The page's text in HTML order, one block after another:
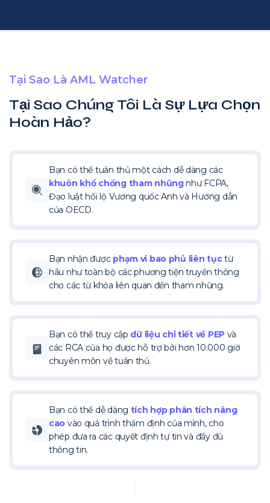
Tại Sao Là AML Watcher
Tại Sao Chúng Tôi Là Sự Lựa Chọn
Hoàn Hảo?
Bạn có thể tuân thủ một cách dễ dàng các
khuôn khổ chống tham nhũngnhư FCPA,
Đạo luật hối lộ Vương quốc Anh và Hướng dẫn
của OECD.
Bạn nhận được phạm vi bao phủ liên tụctừ
hầu như toàn bộ các phương tiện truyền thông
cho các từ khóa liên quan đến tham nhũng.
Bạn có thể truy cập dữ liệu chi tiết về PEP và
các RCA của họ được hỗ trợ bởi hơn 10.000 giờ
chuyên môn về tuân thủ.
Bạn có thể dễ dàng tích hợp phân tích nâng
cao vào quá trình thẩm định của mình, cho
phép đưa ra các quyết định tự tin và đầy đủ
thông tin.